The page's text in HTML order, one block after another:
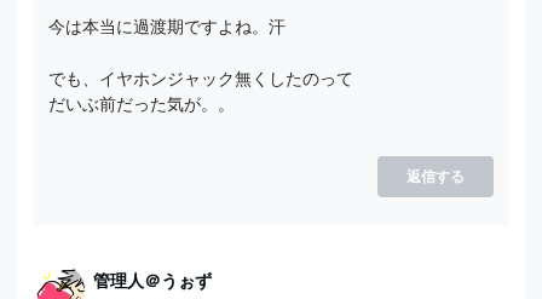
今は本当に過渡期ですよね。汗
でも、イヤホンジャック無くしたのって
だいぶ前だった気が。。
返信する
管理人＠うぉず